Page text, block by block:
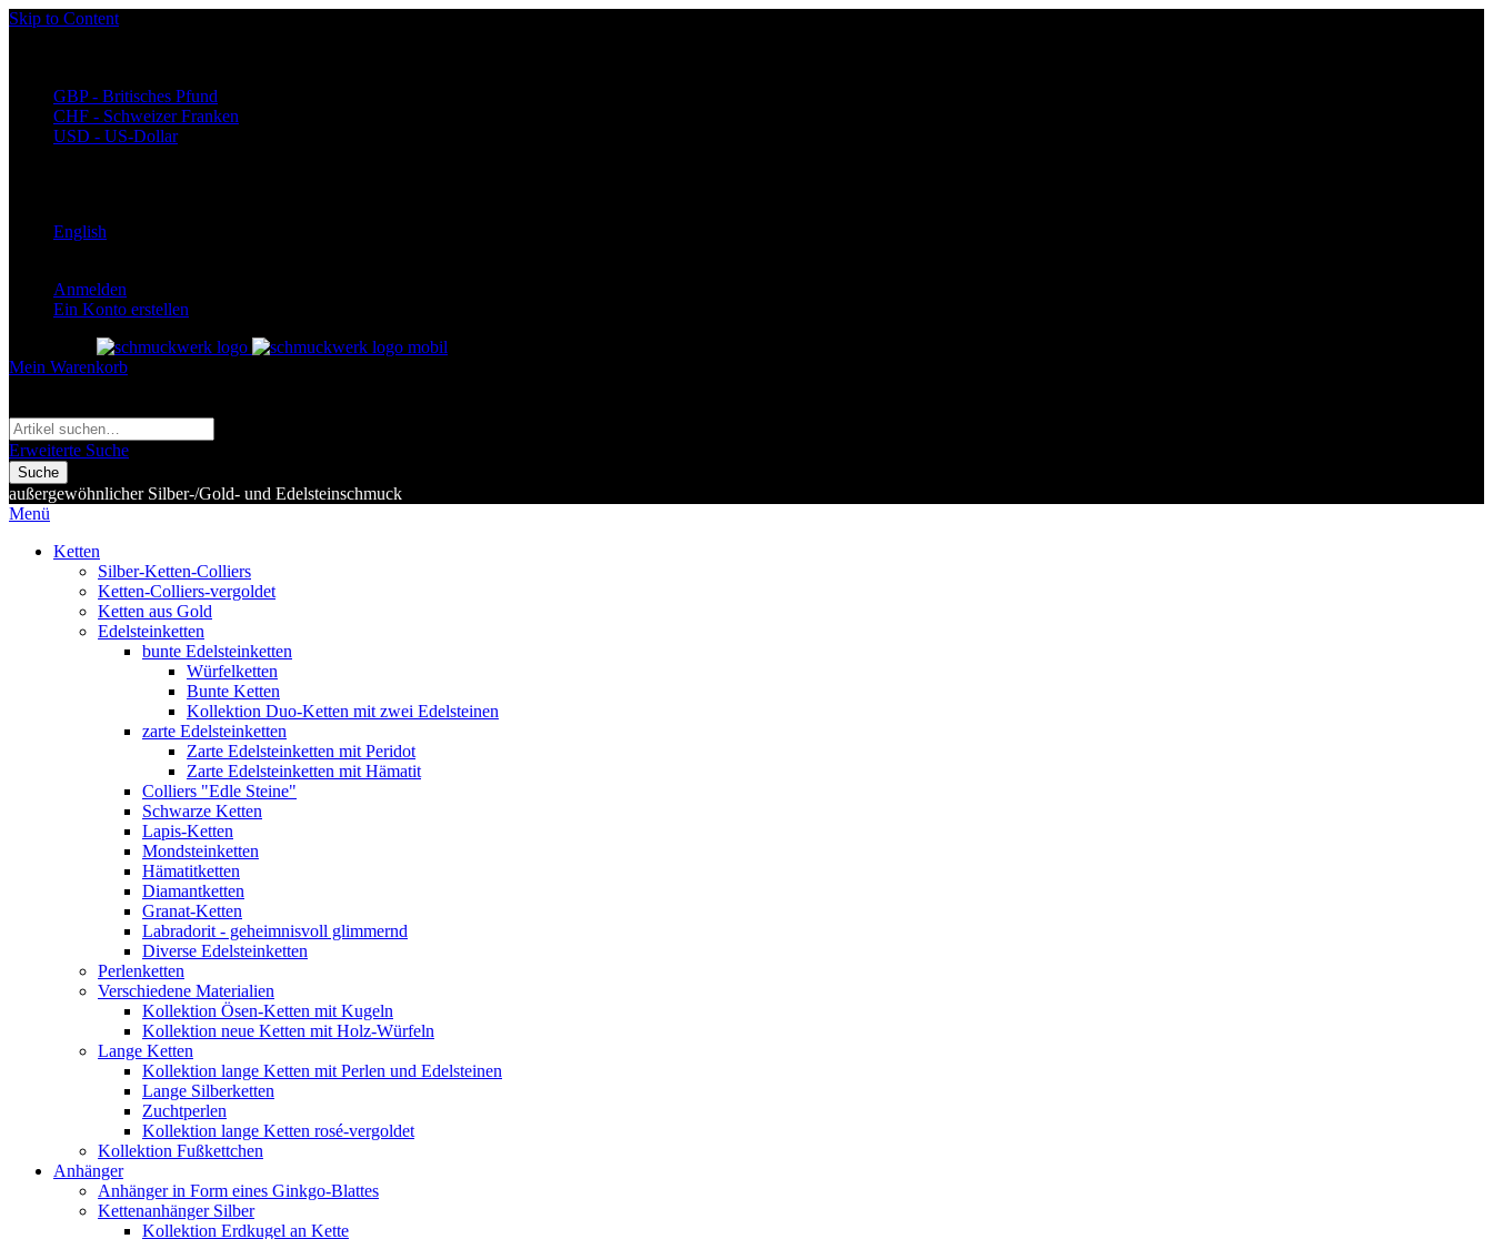
Skip to Content
GBP - Britisches Pfund
CHF - Schweizer Franken
USD - US-Dollar
English
Anmelden
Ein Konto erstellen
Mein Warenkorb
Erweiterte Suche
Suche
außergewöhnlicher Silber-/Gold- und Edelsteinschmuck
Menü
Ketten
Silber-Ketten-Colliers
Ketten-Colliers-vergoldet
Ketten aus Gold
Edelsteinketten
bunte Edelsteinketten
Würfelketten
Bunte Ketten
Kollektion Duo-Ketten mit zwei Edelsteinen
zarte Edelsteinketten
Zarte Edelsteinketten mit Peridot
Zarte Edelsteinketten mit Hämatit
Colliers "Edle Steine"
Schwarze Ketten
Lapis-Ketten
Mondsteinketten
Hämatitketten
Diamantketten
Granat-Ketten
Labradorit - geheimnisvoll glimmernd
Diverse Edelsteinketten
Perlenketten
Verschiedene Materialien
Kollektion Ösen-Ketten mit Kugeln
Kollektion neue Ketten mit Holz-Würfeln
Lange Ketten
Kollektion lange Ketten mit Perlen und Edelsteinen
Lange Silberketten
Zuchtperlen
Kollektion lange Ketten rosé-vergoldet
Kollektion Fußkettchen
Anhänger
Anhänger in Form eines Ginkgo-Blattes
Kettenanhänger Silber
Kollektion Erdkugel an Kette